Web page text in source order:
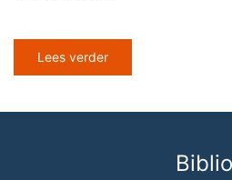
Lees verder
Biblio